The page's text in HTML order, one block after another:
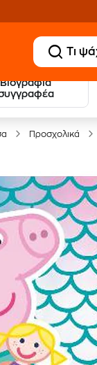
Βιογραφία
20 € Public
με
Προσχολικά